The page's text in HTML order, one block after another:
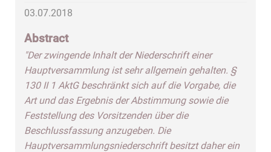
03.07.2018
Abstract
"Der zwingende Inhalt der Niederschrift einer
Hauptversammlung ist sehr allgemein gehalten. §
130 II 1 AktG beschränkt sich auf die Vorgabe, die
Art und das Ergebnis der Abstimmung sowie die
Feststellung des Vorsitzenden über die
Beschlussfassung anzugeben. Die
Hauptversammlungsniederschrift besitzt daher ein